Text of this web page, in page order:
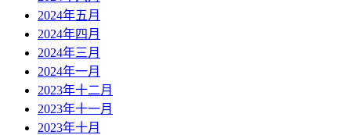
2024年五月
2024年四月
2024年三月
2024年一月
2023年十二月
2023年十一月
2023年十月